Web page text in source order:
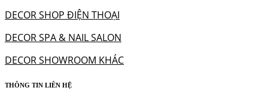
DECOR SHOP ĐIỆN THOẠI
DECOR SPA & NAIL SALON
DECOR SHOWROOM KHÁC
THÔNG TIN LIÊN HỆ